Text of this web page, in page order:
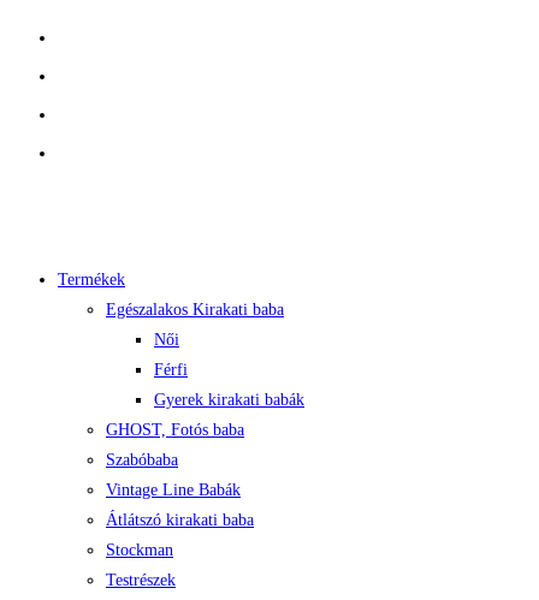
Termékek
Egészalakos Kirakati baba
Női
Férfi
Gyerek kirakati babák
GHOST, Fotós baba
Szabóbaba
Vintage Line Babák
Átlátszó kirakati baba
Stockman
Testrészek